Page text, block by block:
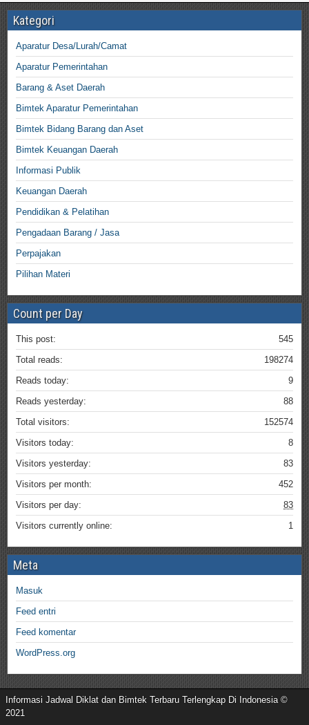
Kategori
Aparatur Desa/Lurah/Camat
Aparatur Pemerintahan
Barang & Aset Daerah
Bimtek Aparatur Pemerintahan
Bimtek Bidang Barang dan Aset
Bimtek Keuangan Daerah
Informasi Publik
Keuangan Daerah
Pendidikan & Pelatihan
Pengadaan Barang / Jasa
Perpajakan
Pilihan Materi
Count per Day
545
This post:
198274
Total reads:
9
Reads today:
88
Reads yesterday:
152574
Total visitors:
8
Visitors today:
83
Visitors yesterday:
452
Visitors per month:
83
Visitors per day:
1
Visitors currently online:
Meta
Masuk
Feed entri
Feed komentar
WordPress.org
Informasi Jadwal Diklat dan Bimtek Terbaru Terlengkap Di Indonesia ©
2021